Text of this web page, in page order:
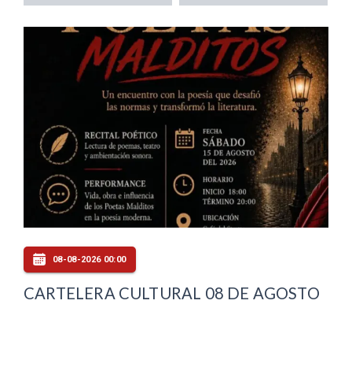
08-08-2026 00:00
CARTELERA CULTURAL 08 DE AGOSTO